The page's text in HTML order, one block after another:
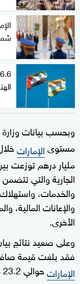
وبحسب بيانات وزارة
مستوىالإمارات
مليار درهم توزعت
الجارية والتي
والخدمات،
والإعانات المالية،
الأخرى.
فقد بلغت قيمة
الإماراتحوالي 23.2 مليار درهم،